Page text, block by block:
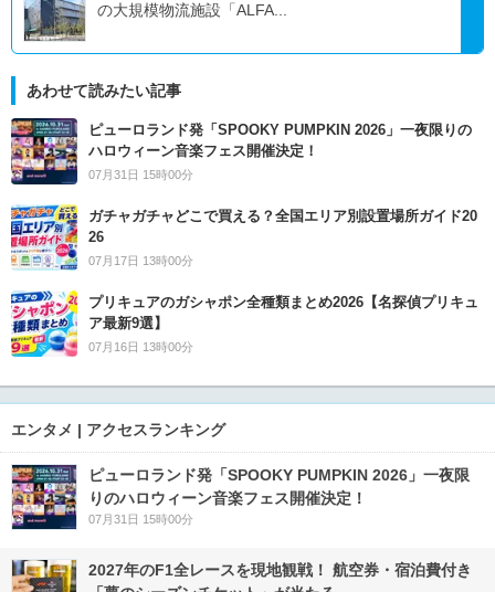
の大規模物流施設「ALFA...
あわせて読みたい記事
ピューロランド発「SPOOKY PUMPKIN 2026」一夜限りの
ハロウィーン音楽フェス開催決定！
07月31日 15時00分
ガチャガチャどこで買える？全国エリア別設置場所ガイド20
26
07月17日 13時00分
プリキュアのガシャポン全種類まとめ2026【名探偵プリキュ
ア最新9選】
07月16日 13時00分
エンタメ | アクセスランキング
ピューロランド発「SPOOKY PUMPKIN 2026」一夜限
りのハロウィーン音楽フェス開催決定！
07月31日 15時00分
2027年のF1全レースを現地観戦！ 航空券・宿泊費付き